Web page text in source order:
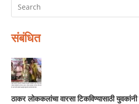
संबंधित
ठाकर लोककलांचा वारसा टिकविण्यासाठी